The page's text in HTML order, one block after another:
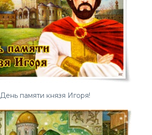
День памяти князя Игоря!